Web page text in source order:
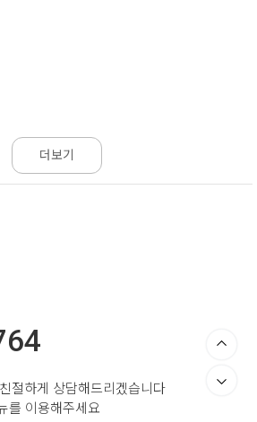
더보기
절하게 상담해드리겠습니다
를 이용해주세요